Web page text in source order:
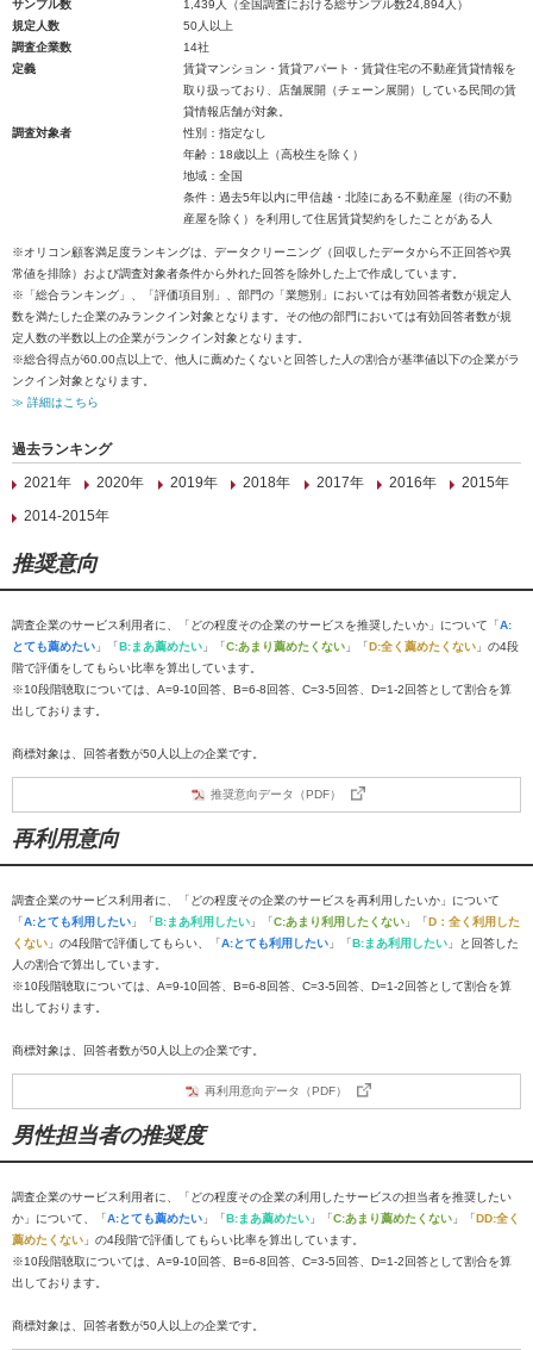
サンプル数
1,439人（全国調査における総サンプル数24,894人）
規定人数
50人以上
調査企業数
14社
定義
賃貸マンション・賃貸アパート・賃貸住宅の不動産賃貸情報を
取り扱っており、店舗展開（チェーン展開）している民間の賃
貸情報店舗が対象。
調査対象者
性別：指定なし
年齢：18歳以上（高校生を除く）
地域：全国
条件：過去5年以内に甲信越・北陸にある不動産屋（街の不動
産屋を除く）を利用して住居賃貸契約をしたことがある人
※オリコン顧客満足度ランキングは、データクリーニング（回収したデータから不正回答や異
常値を排除）および調査対象者条件から外れた回答を除外した上で作成しています。
※「総合ランキング」、「評価項目別」、部門の「業態別」においては有効回答者数が規定人
数を満たした企業のみランクイン対象となります。その他の部門においては有効回答者数が規
定人数の半数以上の企業がランクイン対象となります。
※総合得点が60.00点以上で、他人に薦めたくないと回答した人の割合が基準値以下の企業がラ
ンクイン対象となります。
≫ 詳細はこちら
過去ランキング
2021年
2020年 2019年 2018年 2017年 2016年
2015年
2014-2015年
推奨意向
調査企業のサービス利用者に、「どの程度その企業のサービスを推奨したいか」について「A:
とても薦めたい 」「B:まあ薦めたい 」「C:あまり薦めたくない 」「D:全く薦めたくない 」の4段
階で評価をしてもらい比率を算出しています。
※10段階聴取については、A=9-10回答、B=6-8回答、C=3-5回答、D=1-2回答として割合を算
出しております。
商標対象は、回答者数が50人以上の企業です。
推奨意向データ（PDF）
再利用意向
調査企業のサービス利用者に、「どの程度その企業のサービスを再利用したいか」について
「A:とても利用したい 」「B:まあ利用したい 」「C:あまり利用したくない 」「D：全く利用した
くない 」の4段階で評価してもらい、「A:とても利用したい 」「B:まあ利用したい 」と回答した
人の割合で算出しています。
※10段階聴取については、A=9-10回答、B=6-8回答、C=3-5回答、D=1-2回答として割合を算
出しております。
商標対象は、回答者数が50人以上の企業です。
再利用意向データ（PDF）
男性担当者の推奨度
調査企業のサービス利用者に、「どの程度その企業の利用したサービスの担当者を推奨したい
か」について、「A:とても薦めたい 」「B:まあ薦めたい 」「C:あまり薦めたくない 」「DD:全く
薦めたくない 」の4段階で評価してもらい比率を算出しています。
※10段階聴取については、A=9-10回答、B=6-8回答、C=3-5回答、D=1-2回答として割合を算
出しております。
商標対象は、回答者数が50人以上の企業です。